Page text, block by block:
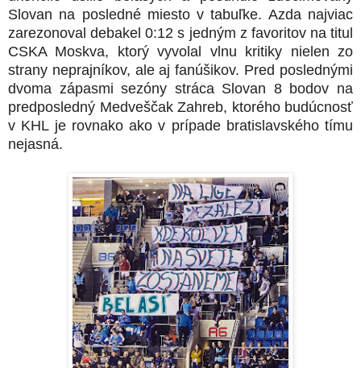
Slovan na posledné miesto v tabuľke. Azda najviac
zarezonoval debakel 0:12 s jedným z favoritov na titul
CSKA Moskva, ktorý vyvolal vlnu kritiky nielen zo
strany neprajníkov, ale aj fanúšikov. Pred poslednými
dvoma zápasmi sezóny stráca Slovan 8 bodov na
predposledný Medveščak Zahreb, ktorého budúcnosť
v KHL je rovnako ako v prípade bratislavského tímu
nejasná.